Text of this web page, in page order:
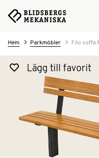
Hem Parkmöbler Filo soffa
Lägg till favorit